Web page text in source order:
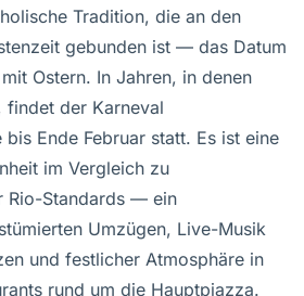
Tradition, die an den
gebunden ist — das Datum
Ostern. In Jahren, in denen
findet der Karneval
Ende Februar statt. Es ist eine
im Vergleich zu
Rio-Standards — ein
Umzügen, Live-Musik
und festlicher Atmosphäre in
rund um die Hauptpiazza.